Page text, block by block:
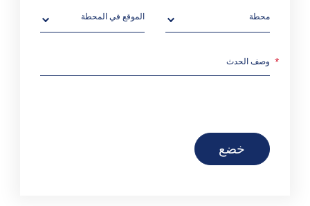
محطة الموقع في المحطة
وصف الحدث
خضع